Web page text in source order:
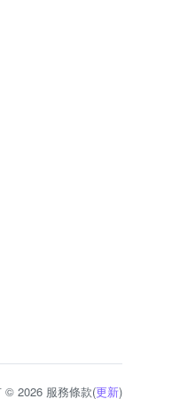
© 2026 服務條款(更新)